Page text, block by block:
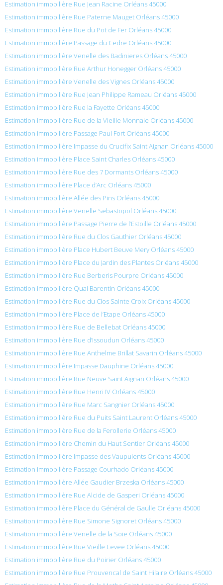
Estimation immobilière Rue Jean Racine Orléans 45000
Estimation immobilière Rue Paterne Mauget Orléans 45000
Estimation immobilière Rue du Pot de Fer Orléans 45000
Estimation immobilière Passage du Cedre Orléans 45000
Estimation immobilière Venelle des Badinieres Orléans 45000
Estimation immobilière Rue Arthur Honegger Orléans 45000
Estimation immobilière Venelle des Vignes Orléans 45000
Estimation immobilière Rue Jean Philippe Rameau Orléans 45000
Estimation immobilière Rue la Fayette Orléans 45000
Estimation immobilière Rue de la Vieille Monnaie Orléans 45000
Estimation immobilière Passage Paul Fort Orléans 45000
Estimation immobilière Impasse du Crucifix Saint Aignan Orléans 45000
Estimation immobilière Place Saint Charles Orléans 45000
Estimation immobilière Rue des 7 Dormants Orléans 45000
Estimation immobilière Place d’Arc Orléans 45000
Estimation immobilière Allée des Pins Orléans 45000
Estimation immobilière Venelle Sebastopol Orléans 45000
Estimation immobilière Passage Pierre de l’Estoille Orléans 45000
Estimation immobilière Rue du Clos Gauthier Orléans 45000
Estimation immobilière Place Hubert Beuve Mery Orléans 45000
Estimation immobilière Place du Jardin des Plantes Orléans 45000
Estimation immobilière Rue Berberis Pourpre Orléans 45000
Estimation immobilière Quai Barentin Orléans 45000
Estimation immobilière Rue du Clos Sainte Croix Orléans 45000
Estimation immobilière Place de l’Etape Orléans 45000
Estimation immobilière Rue de Bellebat Orléans 45000
Estimation immobilière Rue d’Issoudun Orléans 45000
Estimation immobilière Rue Anthelme Brillat Savarin Orléans 45000
Estimation immobilière Impasse Dauphine Orléans 45000
Estimation immobilière Rue Neuve Saint Aignan Orléans 45000
Estimation immobilière Rue Henri IV Orléans 45000
Estimation immobilière Rue Marc Sangnier Orléans 45000
Estimation immobilière Rue du Puits Saint Laurent Orléans 45000
Estimation immobilière Rue de la Ferollerie Orléans 45000
Estimation immobilière Chemin du Haut Sentier Orléans 45000
Estimation immobilière Impasse des Vaupulents Orléans 45000
Estimation immobilière Passage Courhado Orléans 45000
Estimation immobilière Allée Gaudier Brzeska Orléans 45000
Estimation immobilière Rue Alcide de Gasperi Orléans 45000
Estimation immobilière Place du Général de Gaulle Orléans 45000
Estimation immobilière Rue Simone Signoret Orléans 45000
Estimation immobilière Venelle de la Soie Orléans 45000
Estimation immobilière Rue Vieille Levee Orléans 45000
Estimation immobilière Rue du Poirier Orléans 45000
Estimation immobilière Rue Prouvencal de Saint Hilaire Orléans 45000